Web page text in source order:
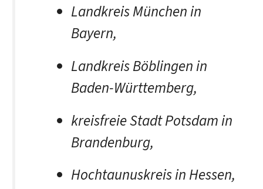
Landkreis München in
Bayern,
Landkreis Böblingen in
Baden-Württemberg,
kreisfreie Stadt Potsdam in
Brandenburg,
Hochtaunuskreis in Hessen,